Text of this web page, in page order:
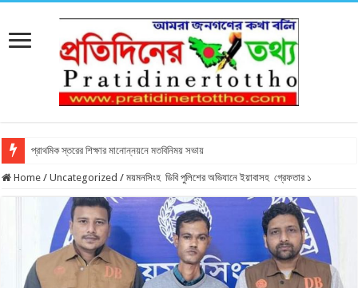
প্রাথমিক স্তরের শিক্ষার মানোন্নয়নে মতবিনিময় সভায়
Home / Uncategorized / ময়মনসিংহ ডিবি পুলিশের অভিযানে ইয়াবাসহ গ্রেফতার ১